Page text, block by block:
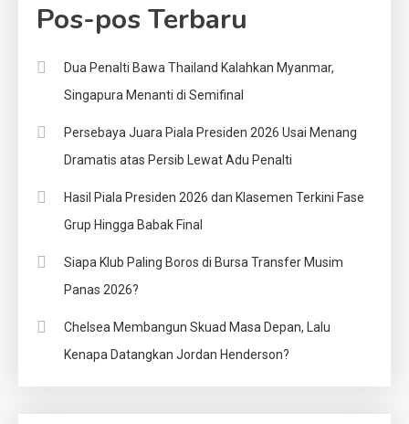
Pos-pos Terbaru
Dua Penalti Bawa Thailand Kalahkan Myanmar,
Singapura Menanti di Semifinal
Persebaya Juara Piala Presiden 2026 Usai Menang
Dramatis atas Persib Lewat Adu Penalti
Hasil Piala Presiden 2026 dan Klasemen Terkini Fase
Grup Hingga Babak Final
Siapa Klub Paling Boros di Bursa Transfer Musim
Panas 2026?
Chelsea Membangun Skuad Masa Depan, Lalu
Kenapa Datangkan Jordan Henderson?